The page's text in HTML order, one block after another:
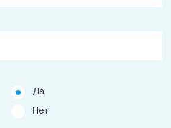
Да
Нет